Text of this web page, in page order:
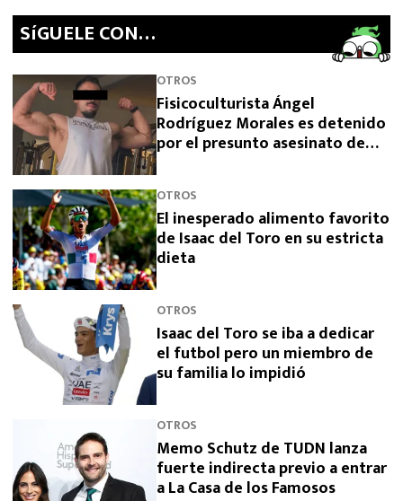
SíGUELE CON…
OTROS
Fisicoculturista Ángel
Rodríguez Morales es detenido
por el presunto asesinato de
OTROS
El inesperado alimento favorito
de Isaac del Toro en su estricta
dieta
OTROS
Isaac del Toro se iba a dedicar
el futbol pero un miembro de
su familia lo impidió
OTROS
Memo Schutz de TUDN lanza
fuerte indirecta previo a entrar
a La Casa de los Famosos